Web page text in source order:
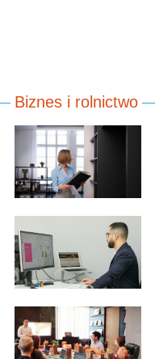
Biznes i rolnictwo